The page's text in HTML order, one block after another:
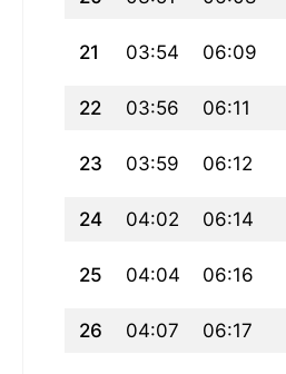
21 03:54 06:09
22 03:56 06:11
23 03:59 06:12
24 04:02 06:14
25 04:04 06:16
26 04:07 06:17